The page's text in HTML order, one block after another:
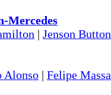
Mercedes
| Jenson Button
Alonso | Felipe Massa